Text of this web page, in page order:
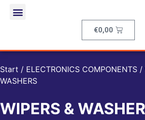
€0,00
Start / ELECTRONICS COMPONENTS /
WASHERS
WIPERS &